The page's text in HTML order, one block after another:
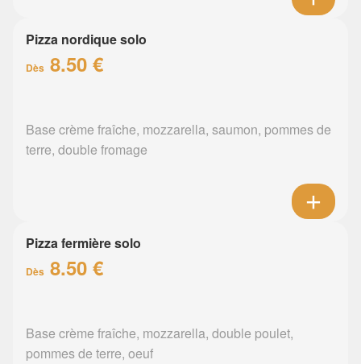
Pizza nordique solo
Dès 8.50 €
Base crème fraîche, mozzarella, saumon, pommes de
terre, double fromage
Pizza fermière solo
Dès 8.50 €
Base crème fraîche, mozzarella, double poulet,
pommes de terre, oeuf